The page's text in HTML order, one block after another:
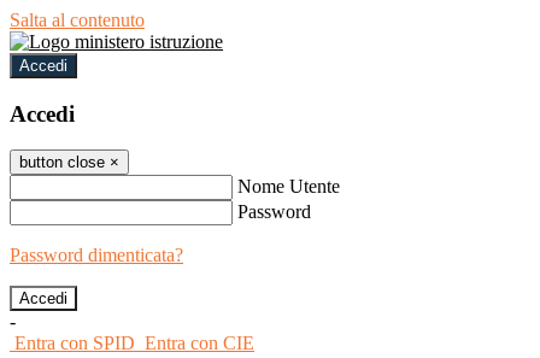
Salta al contenuto
Accedi
Accedi
button close ×
Nome Utente
Password
Password dimenticata?
-
Entra con SPID Entra con CIE